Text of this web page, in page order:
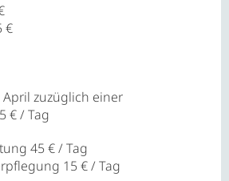
€
zuzüglich einer
5 € / Tag
45 € / Tag
15 € / Tag